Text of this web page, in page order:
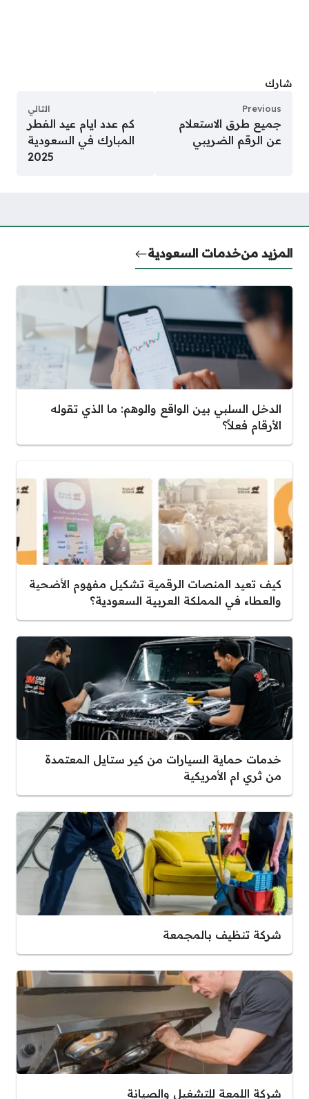
شارك
Previous
جميع طرق الاستعلام
عن الرقم الضريبي
التالي
كم عدد ايام عيد الفطر
المبارك في السعودية
2025
المزيد منخدمات السعودية
الدخل السلبي بين الواقع والوهم: ما الذي تقوله
الأرقام فعلاً؟
كيف تعيد المنصات الرقمية تشكيل مفهوم الأضحية
والعطاء في المملكة العربية السعودية؟
خدمات حماية السيارات من كير ستايل المعتمدة
من ثري ام الأمريكية
شركة تنظيف بالمجمعة
شركة اللمعة للتشغيل والصيانة